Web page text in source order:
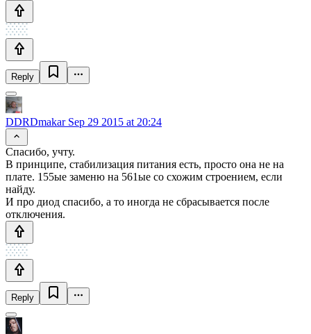
Reply
DDRDmakarSep 29 2015 at 20:24
Спасибо, учту.
В принципе, стабилизация питания есть, просто она не на
плате. 155ые заменю на 561ые со схожим строением, если
найду.
И про диод спасибо, а то иногда не сбрасывается после
отключения.
Reply